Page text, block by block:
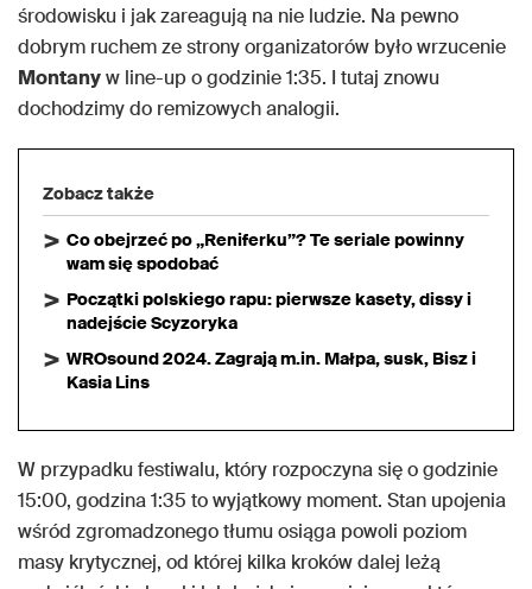
środowisku i jak zareagują na nie ludzie. Na pewno
dobrym ruchem ze strony organizatorów było wrzucenie
Montanyw line-up o godzinie 1:35. I tutaj znowu
dochodzimy do remizowych analogii.
Zobacz także
Co obejrzeć po „Reniferku”? Te seriale powinny
wam się spodobać
Początki polskiego rapu: pierwsze kasety, dissy i
nadejście Scyzoryka
WROsound 2024. Zagrają m.in. Małpa, susk, Bisz i
Kasia Lins
W przypadku festiwalu, który rozpoczyna się o godzinie
15:00, godzina 1:35 to wyjątkowy moment. Stan upojenia
wśród zgromadzonego tłumu osiąga powoli poziom
masy krytycznej, od której kilka kroków dalej leżą